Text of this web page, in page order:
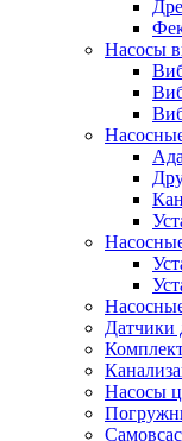
Насосы
Датчики
Насосы